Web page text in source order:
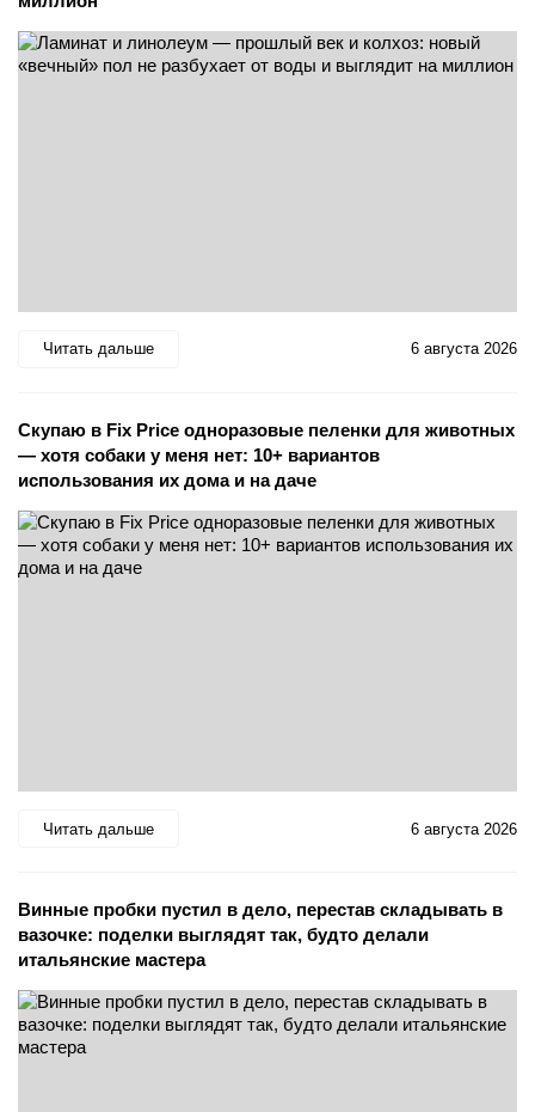
Читать дальше 6 августа 2026
Скупаю в Fix Price одноразовые пеленки для животных
— хотя собаки у меня нет: 10+ вариантов
использования их дома и на даче
Читать дальше 6 августа 2026
Винные пробки пустил в дело, перестав складывать в
вазочке: поделки выглядят так, будто делали
итальянские мастера